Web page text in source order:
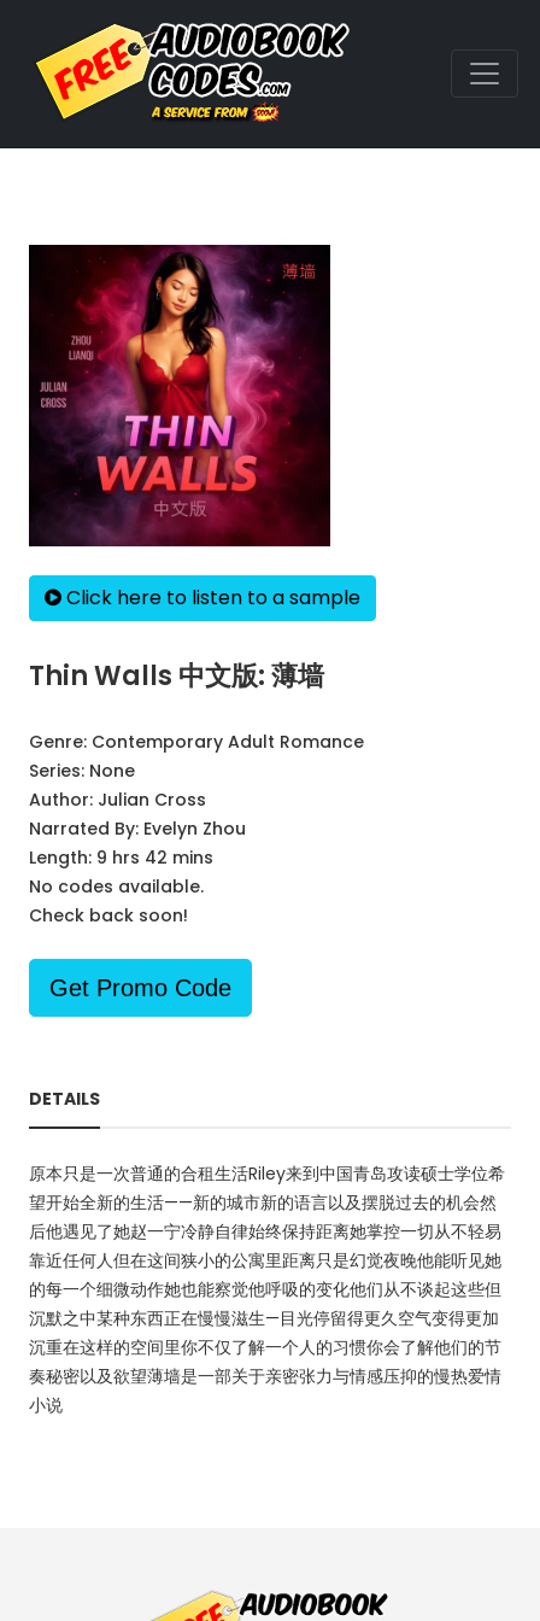
Click here to listen to a sample
Thin Walls 中文版: 薄墙
Genre: Contemporary Adult Romance
Series: None
Author: Julian Cross
Narrated By: Evelyn Zhou
Length: 9 hrs 42 mins
No codes available.
Check back soon!
Get Promo Code
DETAILS
原本只是一次普通的合租生活Riley来到中国青岛攻读硕士学位希
望开始全新的生活——新的城市新的语言以及摆脱过去的机会然
后他遇见了她赵一宁冷静自律始终保持距离她掌控一切从不轻易
靠近任何人但在这间狭小的公寓里距离只是幻觉夜晚他能听见她
的每一个细微动作她也能察觉他呼吸的变化他们从不谈起这些但
沉默之中某种东西正在慢慢滋生—目光停留得更久空气变得更加
沉重在这样的空间里你不仅了解一个人的习惯你会了解他们的节
奏秘密以及欲望薄墙是一部关于亲密张力与情感压抑的慢热爱情
小说